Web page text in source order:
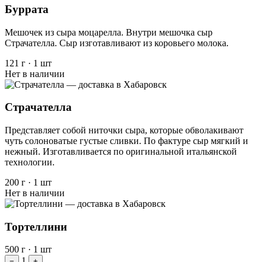
Буррата
Мешочек из сыра моцарелла. Внутри мешочка сыр
Страчателла. Сыр изготавливают из коровьего молока.
121 г · 1 шт
Нет в наличии
Страчателла
Представляет собой ниточки сыра, которые обволакивают
чуть солоноватые густые сливки. По фактуре сыр мягкий и
нежный. Изготавливается по оригинальной итальянской
технологии.
200 г · 1 шт
Нет в наличии
Тортеллини
500 г · 1 шт